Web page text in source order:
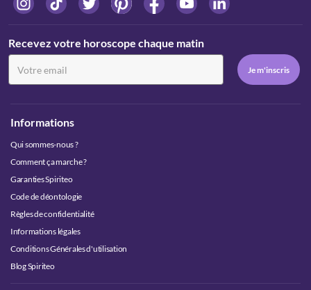
Recevez votre horoscope chaque matin
Informations
Qui sommes-nous ?
Comment ça marche ?
Garanties Spiriteo
Code de déontologie
Règles de confidentialité
Informations légales
Conditions Générales d'utilisation
Blog Spiriteo